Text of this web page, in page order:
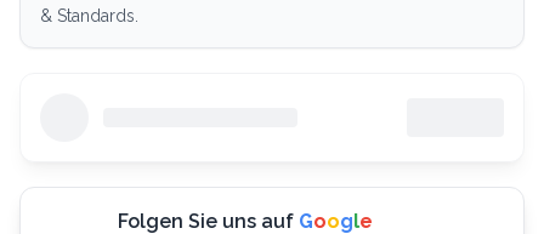
& Standards.
Folgen Sie uns auf Google